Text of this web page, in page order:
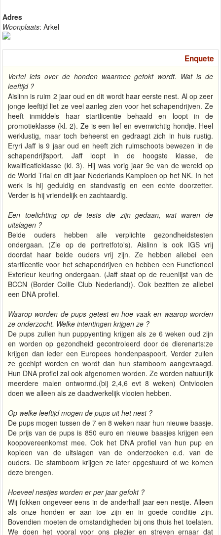
Adres
Woonplaats: Arkel
Enquete
Vertel iets over de honden waarmee gefokt wordt. Wat is de
leeftijd ?
Aislinn is ruim 2 jaar oud en dit wordt haar eerste nest. Al op zeer
jonge leeftijd liet ze veel aanleg zien voor het schapendrijven. Ze
heeft inmiddels haar startlicentie behaald en loopt in de
promotieklasse (kl. 2). Ze is een lief en evenwichtig hondje. Heel
werklustig, maar toch beheerst en gedraagt zich in huis rustig.
Eryri Jaff is 9 jaar oud en heeft zich ruimschoots bewezen in de
schapendrijfsport. Jaff loopt in de hoogste klasse, de
kwalificatieklasse (kl. 3). Hij was vorig jaar 9e van de wereld op
de World Trial en dit jaar Nederlands Kampioen op het NK. In het
werk is hij geduldig en standvastig en een echte doorzetter.
Verder is hij vriendelijk en zachtaardig.
Een toelichting op de tests die zijn gedaan, wat waren de
uitslagen ?
Beide ouders hebben alle verplichte gezondheidstesten
ondergaan. (Zie op de portretfoto's). Aislinn is ook IGS vrij
doordat haar beide ouders vrij zijn. Ze hebben allebei een
startlicentie voor het schapendrijven en hebben een Functioneel
Exterieur keuring ondergaan. (Jaff staat op de reuenlijst van de
BCCN (Border Collie Club Nederland)). Ook bezitten ze allebei
een DNA profiel.
Waarop worden de pups getest en hoe vaak en waarop worden
ze onderzocht. Welke intentingen krijgen ze ?
De pups zullen hun puppyenting krijgen als ze 6 weken oud zijn
en worden op gezondheid gecontroleerd door de dierenarts:ze
krijgen dan ieder een Europees hondenpaspoort. Verder zullen
ze gechipt worden en wordt dan hun stamboom aangevraagd.
Hun DNA profiel zal ook afgenomen worden. Ze worden natuurlijk
meerdere malen ontwormd.(bij 2,4,6 evt 8 weken) Ontvlooien
doen we alleen als ze daadwerkelijk vlooien hebben.
Op welke leeftijd mogen de pups uit het nest ?
De pups mogen tussen de 7 en 8 weken naar hun nieuwe baasje.
De prijs van de pups is 850 euro en nieuwe baasjes krijgen een
koopovereenkomst mee. Ook het DNA profiel van hun pup en
kopieen van de uitslagen van de onderzoeken e.d. van de
ouders. De stamboom krijgen ze later opgestuurd of we komen
deze brengen.
Hoeveel nestjes worden er per jaar gefokt ?
Wij fokken ongeveer eens in de anderhalf jaar een nestje. Alleen
als onze honden er aan toe zijn en in goede conditie zijn.
Bovendien moeten de omstandigheden bij ons thuis het toelaten.
We doen het vooral voor ons plezier en streven ernaar dat